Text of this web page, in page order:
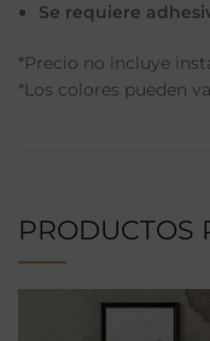
Se requiere
*Precio no incluye
*Los colores pueden
PRODUCTOS